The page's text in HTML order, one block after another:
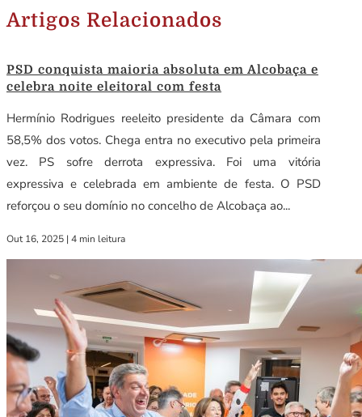
Artigos Relacionados
PSD conquista maioria absoluta em Alcobaça e
celebra noite eleitoral com festa
Hermínio Rodrigues reeleito presidente da Câmara com
58,5% dos votos. Chega entra no executivo pela primeira
vez. PS sofre derrota expressiva. Foi uma vitória
expressiva e celebrada em ambiente de festa. O PSD
reforçou o seu domínio no concelho de Alcobaça ao...
Out 16, 2025 | 4 min leitura